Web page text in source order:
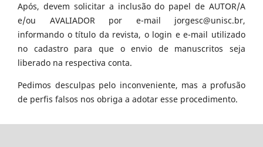
Após, devem solicitar a inclusão do papel de AUTOR/A
e/ou AVALIADOR por e-mail jorgesc@unisc.br,
informando o título da revista, o login e e-mail utilizado
no cadastro para que o envio de manuscritos seja
liberado na respectiva conta.
Pedimos desculpas pelo inconveniente, mas a profusão
de perfis falsos nos obriga a adotar esse procedimento.